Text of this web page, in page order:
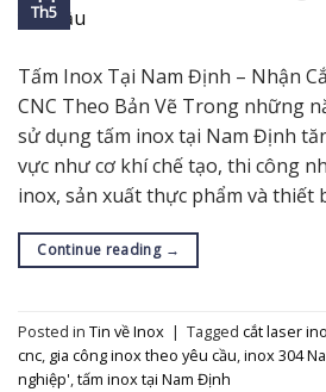
Th5
Tấm Inox Tại Nam Định – Nhận
CNC Theo Bản Vẽ Trong những
sử dụng tấm inox tại Nam Định
vực như cơ khí chế tạo, thi công
inox, sản xuất thực phẩm và thiết
Continue reading →
Posted in Tin về Inox | Tagged cắt laser
cnc, gia công inox theo yêu cầu,inox 304
nghiệp',tấm inox tại Nam Định